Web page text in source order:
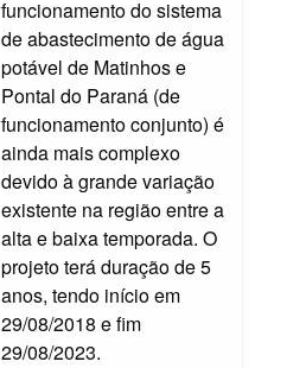
funcionamento do sistema
de abastecimento de água
potável de Matinhos e
Pontal do Paraná (de
funcionamento conjunto) é
ainda mais complexo
devido à grande variação
existente na região entre a
alta e baixa temporada. O
projeto terá duração de 5
anos, tendo início em
29/08/2018 e fim
29/08/2023.